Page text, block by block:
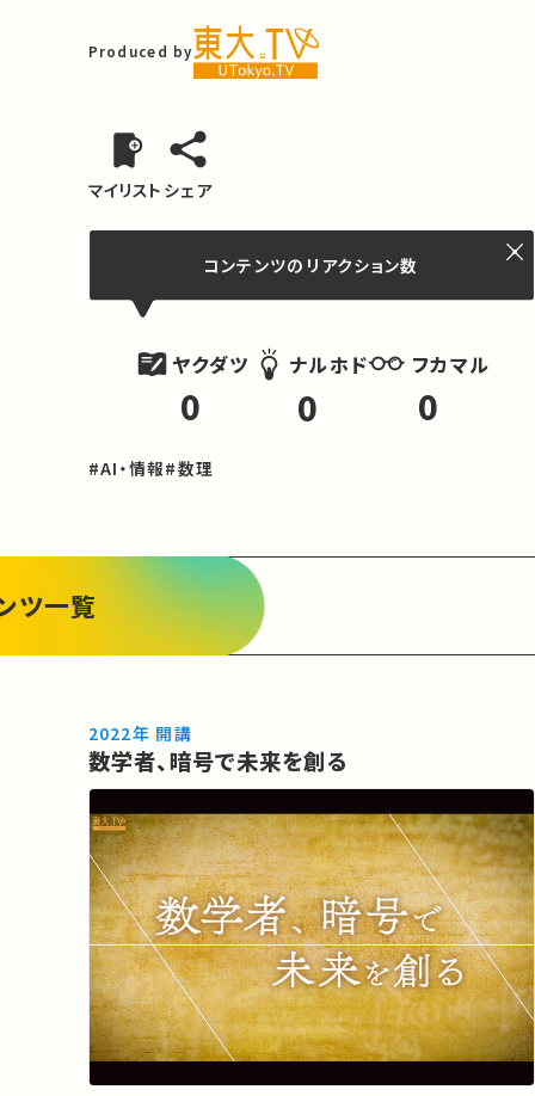
Produced by
マイリスト シェア
コンテンツの リアクション数
ヤクダツ
0
ナルホド
0
フカマル
0
#AI・情報#数理
ツ一覧
2022年 開講
数学者、暗号で未来を創る